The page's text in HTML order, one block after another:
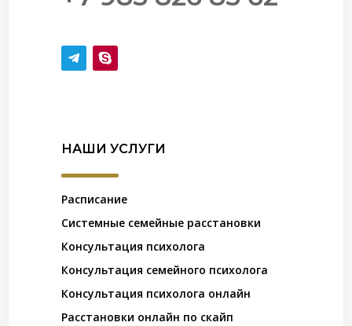
НАШИ УСЛУГИ
Расписание
Системные семейные расстановки
Консультация психолога
Консультация семейного психолога
Консультация психолога онлайн
Расстановки онлайн по скайп